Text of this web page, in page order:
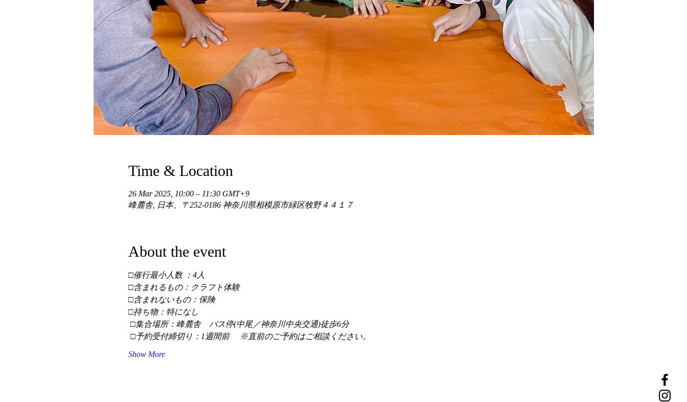
Time & Location
26 Mar 2025, 10:00 – 11:30 GMT+9
峰麓舎, 日本、〒252-0186 神奈川県相模原市緑区牧野４４１７
About the event
□催行最小人数 ：4人
□含まれるもの：クラフト体験
□含まれないもの：保険
□持ち物：特になし
□集合場所：峰麓舎　バス停(中尾／神奈川中央交通)徒歩6分
□予約受付締切り：1週間前 　※直前のご予約はご相談ください。
Show More